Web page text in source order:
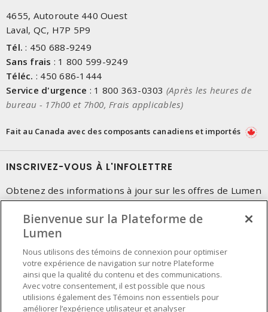
4655, Autoroute 440 Ouest
Laval, QC, H7P 5P9
Tél. : 450 688-9249
Sans frais : 1 800 599-9249
Téléc. : 450 686-1444
Service d'urgence : 1 800 363-0303 (Après les heures de
bureau - 17h00 et 7h00, Frais applicables)
Fait au Canada avec des composants canadiens et importés
INSCRIVEZ-VOUS À L'INFOLETTRE
Obtenez des informations à jour sur les offres de Lumen
Bienvenue sur la Plateforme de
Lumen
Nous utilisons des témoins de connexion pour optimiser
votre expérience de navigation sur notre Plateforme
ainsi que la qualité du contenu et des communications.
Avec votre consentement, il est possible que nous
utilisions également des Témoins non essentiels pour
améliorer l’expérience utilisateur et analyser